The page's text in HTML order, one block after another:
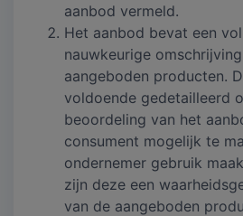
aanbod vermeld.
Het aanbod bevat een
nauwkeurige
aangeboden producten.
voldoende gedetailleerd
beoordeling van het
consument mogelijk te
ondernemer gebruik
zijn deze een
van de aangeboden